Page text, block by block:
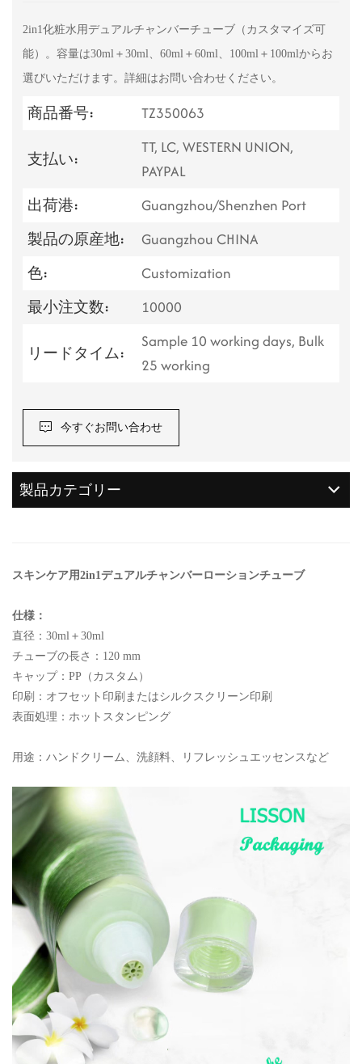
2in1化粧水用デュアルチャンバーチューブ（カスタマイズ可
能）。容量は30ml＋30ml、60ml＋60ml、100ml＋100mlからお
選びいただけます。詳細はお問い合わせください。
商品番号: TZ350063
支払い:
TT, LC, WESTERN UNION,
PAYPAL
出荷港:
Guangzhou/Shenzhen Port
製品の原産地:
Guangzhou CHINA
色:
Customization
最小注文数:
10000
リードタイム:
Sample 10 working days, Bulk
25 working
今すぐお問い合わせ
製品カテゴリー
スキンケア用2in1デュアルチャンバーローションチューブ
仕様：
直径：30ml＋30ml
チューブの長さ：120 mm
キャップ：PP（カスタム）
印刷：オフセット印刷またはシルクスクリーン印刷
表面処理：ホットスタンピング
用途：ハンドクリーム、洗顔料、リフレッシュエッセンスなど